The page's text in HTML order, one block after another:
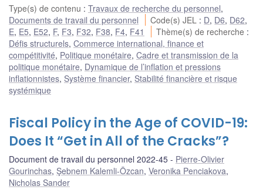
Type(s) de contenu : Travaux de recherche du personnel,
Documents de travail du personnel
Code(s) JEL : D, D6, D62,
E, E5, E52, F, F3, F32, F38, F4, F41 Thème(s) de recherche :
Défis structurels, Commerce international, finance et
compétitivité, Politique monétaire, Cadre et transmission de la
politique monétaire, Dynamique de l’inflation et pressions
inflationnistes, Système financier, Stabilité financière et risque
systémique
Fiscal Policy in the Age of COVID-19:
Does It “Get in All of the Cracks”?
Document de travail du personnel 2022-45
Pierre-Olivier
Gourinchas, Şebnem Kalemli-Özcan, Veronika Penciakova,
Nicholas Sander